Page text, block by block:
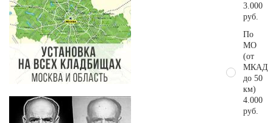
3.000
руб.
По
МО
(от
МКАД
до 50
км)
4.000
руб.